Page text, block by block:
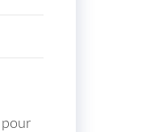
pour